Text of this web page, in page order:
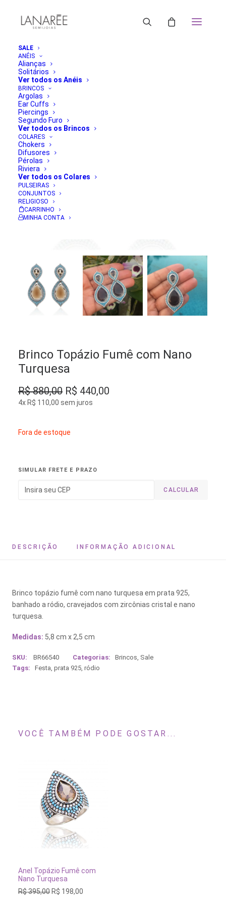
SALE
ANÉIS
Alianças
Solitários
Ver todos os Anéis
BRINCOS
Argolas
Ear Cuffs
Piercings
Segundo Furo
Ver todos os Brincos
COLARES
Chokers
Difusores
Pérolas
Riviera
Ver todos os Colares
PULSEIRAS
CONJUNTOS
RELIGIOSO
CARRINHO
MINHA CONTA
Brinco Topázio Fumê com Nano
Turquesa
R$880,00 O
preço
R$ 880,00.
R$ 440,00
4x R$ 110,00 sem juros
Fora de estoque
SIMULAR FRETE E PRAZO
CALCULAR
DESCRIÇÃO INFORMAÇÃO ADICIONAL
Brinco topázio fumê com nano turquesa em prata 925,
banhado a ródio, cravejados com zircônias cristal e nano
turquesa.
Medidas: 5,8 cm x 2,5 cm
SKU: BR66540 Categorias: Brincos, Sale
Tags:
Festa, prata 925, ródio
VOCÊ TAMBÉM PODE GOSTAR...
VER OPÇÕES
tem
várias
As
Anel Topázio Fumê com
Nano Turquesa
R$395,00OR$ 198,00